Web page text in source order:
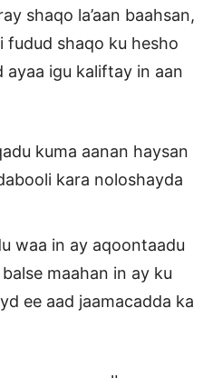
shaqo la’aan baahsan,
fudud shaqo ku hesho
ayaa igu kaliftay in aan
kuma aanan haysan
kara noloshayda
waa in ay aqoontaadu
maahan in ay ku
ee aad jaamacadda ka